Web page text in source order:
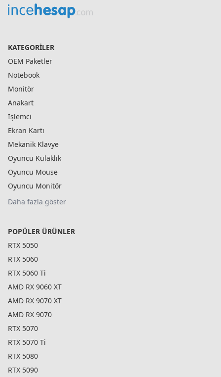
KATEGORILER
OEM Paketler
Notebook
Monitör
Anakart
İşlemci
Ekran Kartı
Mekanik Klavye
Oyuncu Kulaklık
Oyuncu Mouse
Oyuncu Monitör
Daha fazla göster
POPÜLER ÜRÜNLER
RTX 5050
RTX 5060
RTX 5060 Ti
AMD RX 9060 XT
AMD RX 9070 XT
AMD RX 9070
RTX 5070
RTX 5070 Ti
RTX 5080
RTX 5090